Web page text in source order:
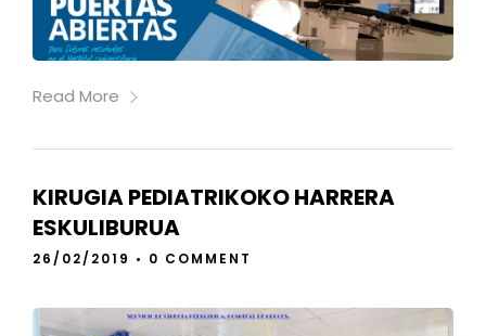
Read More
KIRUGIA PEDIATRIKOKO HARRERA
ESKULIBURUA
26/02/2019 • 0 COMMENT